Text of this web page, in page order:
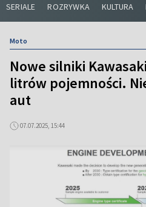
SERIALE ROZRYWKA KULTURA
Moto
Nowe silniki
litrów pojemności.
aut
07.07.2025, 15:44